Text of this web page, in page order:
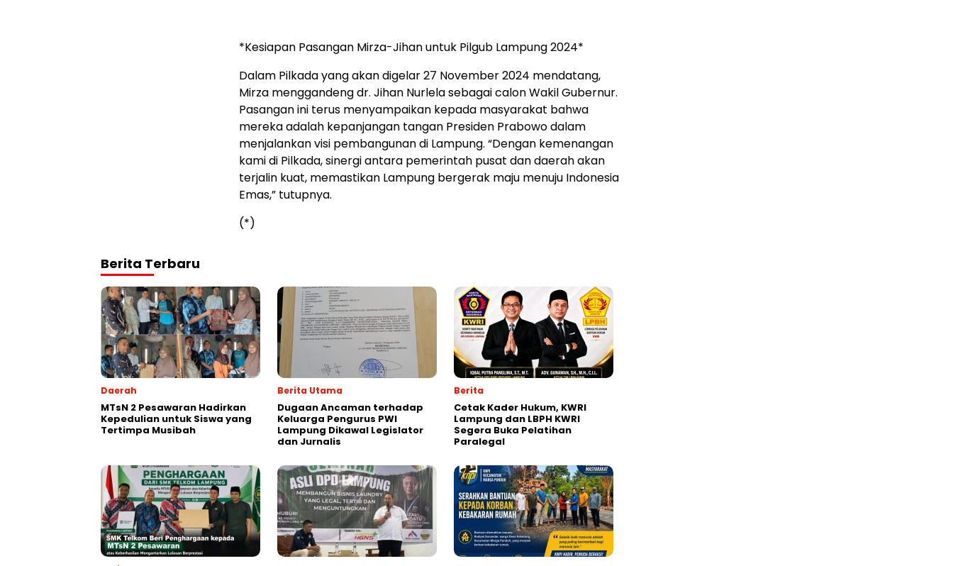
*Kesiapan Pasangan Mirza-Jihan untuk Pilgub Lampung 2024*
Dalam Pilkada yang akan digelar 27 November 2024 mendatang,
Mirza menggandeng dr. Jihan Nurlela sebagai calon Wakil Gubernur.
Pasangan ini terus menyampaikan kepada masyarakat bahwa
mereka adalah kepanjangan tangan Presiden Prabowo dalam
menjalankan visi pembangunan di Lampung. “Dengan kemenangan
kami di Pilkada, sinergi antara pemerintah pusat dan daerah akan
terjalin kuat, memastikan Lampung bergerak maju menuju Indonesia
Emas,” tutupnya.
(*)
Berita Terbaru
Daerah
MTsN 2 Pesawaran Hadirkan
Kepedulian untuk Siswa yang
Tertimpa Musibah
Berita Utama
Dugaan Ancaman terhadap
Keluarga Pengurus PWI
Lampung Dikawal Legislator
dan Jurnalis
Berita
Cetak Kader Hukum, KWRI
Lampung dan LBPH KWRI
Segera Buka Pelatihan
Paralegal